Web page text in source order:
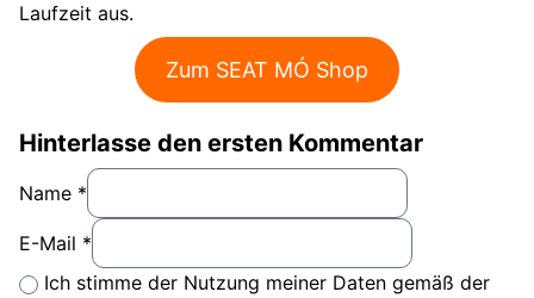
Laufzeit aus.
Zum SEAT MÓ Shop
Hinterlasse den ersten Kommentar
Name *
E-Mail *
Ich stimme der Nutzung meiner Daten gemäß der